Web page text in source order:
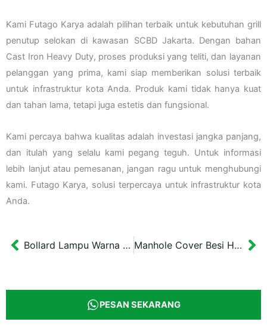
Kami Futago Karya adalah pilihan terbaik untuk kebutuhan grill
penutup selokan di kawasan SCBD Jakarta. Dengan bahan
Cast Iron Heavy Duty, proses produksi yang teliti, dan layanan
pelanggan yang prima, kami siap memberikan solusi terbaik
untuk infrastruktur kota Anda. Produk kami tidak hanya kuat
dan tahan lama, tetapi juga estetis dan fungsional.
Kami percaya bahwa kualitas adalah investasi jangka panjang,
dan itulah yang selalu kami pegang teguh. Untuk informasi
lebih lanjut atau pemesanan, jangan ragu untuk menghubungi
kami. Futago Karya, solusi terpercaya untuk infrastruktur kota
Anda.
Prev Bollard Lampu Warna Hijau dan Emas Batulicin 2,25 meter Manhole Cover Besi Heavy Duty Kota Tangerang Dimensi 80×80 cm
PESAN SEKARANG